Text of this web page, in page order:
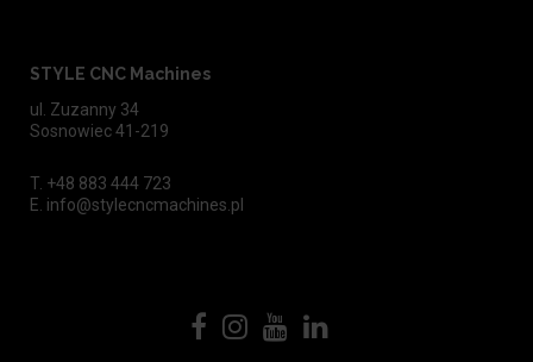
STYLE CNC Machines
ul. Zuzanny 34
Sosnowiec 41-219
T. +48 883 444 723
E. info@stylecncmachines.pl